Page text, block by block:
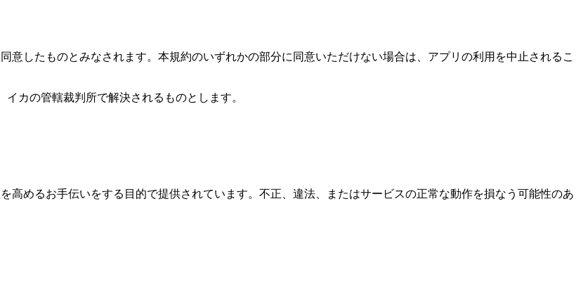
意したものとみなされます。本規約のいずれかの部分に同意いただけない場合は、アプリの利用を中止されるこ
カの管轄裁判所で解決されるものとします。
高めるお手伝いをする目的で提供されています。不正、違法、またはサービスの正常な動作を損なう可能性のあ